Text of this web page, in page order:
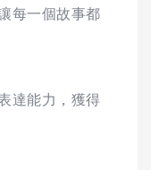
每一個故事都
達能力，獲得